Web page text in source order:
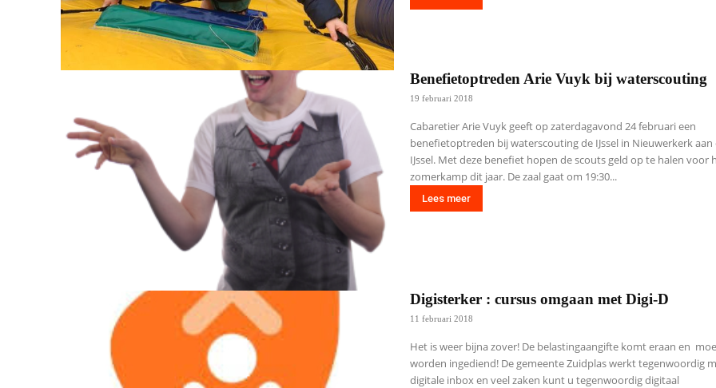
Benefietoptreden Arie Vuyk bij waterscouting
19 februari 2018
Cabaretier Arie Vuyk geeft op zaterdagavond 24 februari een
benefietoptreden bij waterscouting de IJssel in Nieuwerkerk aan
IJssel. Met deze benefiet hopen de scouts geld op te halen voor
zomerkamp dit jaar. De zaal gaat om 19:30...
Lees meer
Digisterker : cursus omgaan met Digi-D
11 februari 2018
Het is weer bijna zover! De belastingaangifte komt eraan en
worden ingediend! De gemeente Zuidplas werkt tegenwoordig
digitale inbox en veel zaken kunt u tegenwoordig digitaal